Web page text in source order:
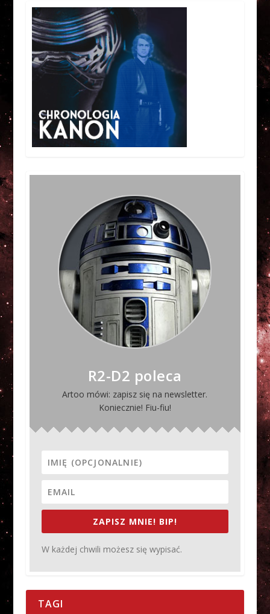
R2-D2 poleca
Artoo mówi: zapisz się na newsletter.
Koniecznie! Fiu-fiu!
ZAPISZ MNIE! BIP!
W każdej chwili możesz się wypisać.
TAGI